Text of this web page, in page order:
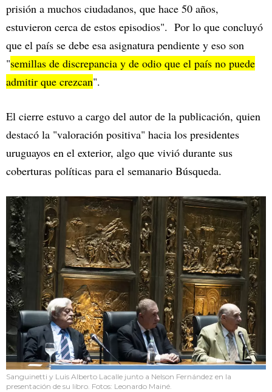
prisión a muchos ciudadanos, que hace 50 años,
estuvieron cerca de estos episodios". Por lo que concluyó
que el país se debe esa asignatura pendiente y eso son
"semillas de discrepancia y de odio que el país no puede
admitir que crezcan".
El cierre estuvo a cargo del autor de la publicación, quien
destacó la "valoración positiva" hacia los presidentes
uruguayos en el exterior, algo que vivió durante sus
coberturas políticas para el semanario Búsqueda.
Sanguinetti y Luis Alberto Lacalle junto a Nelson Fernández en la
presentación de su libro. Fotos: Leonardo Mainé.